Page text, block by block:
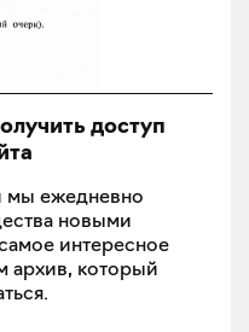
доступ
мы ежедневно
новыми
интересное
архив, который